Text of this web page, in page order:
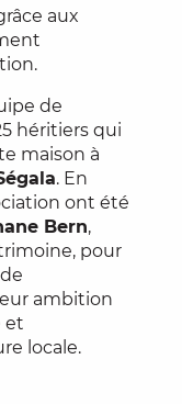
aux
de
héritiers qui
maison à
. En
ont été
Bern,
pour
ambition
et
locale.